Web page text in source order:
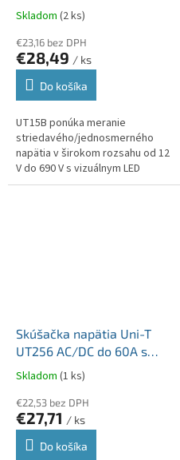
690V MIE0293
Skladom (2 ks)
€23,16 bez DPH
€28,49 / ks
Do košíka
UT15B ponúka meranie
striedavého/jednosmerného
napätia v širokom rozsahu od 12
V do 690 V s vizuálnym LED
indikátorom pre rýchlu detekciu
Skúšačka napätia Uni-T
UT256 AC/DC do 60A s
True RMS otvorené svorky
MIE0470
Skladom (1 ks)
€22,53 bez DPH
€27,71 / ks
Do košíka